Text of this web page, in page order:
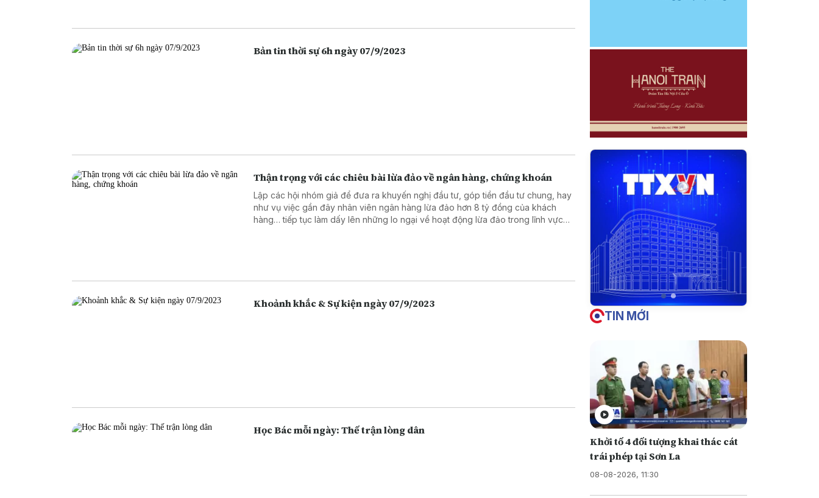
Bản tin thời sự 6h ngày 07/9/2023
Thận trọng với các chiêu bài lừa đảo về ngân hàng, chứng khoán
Lập các hội nhóm giả để đưa ra khuyến nghị đầu tư, góp tiền đầu tư chung, hay
như vụ việc gần đây nhân viên ngân hàng lừa đảo hơn 8 tỷ đồng của khách
hàng… tiếp tục làm dấy lên những lo ngại về hoạt động lừa đảo trong lĩnh vực
Khoảnh khắc & Sự kiện ngày 07/9/2023
Học Bác mỗi ngày: Thế trận lòng dân
TIN MỚI
Khởi tố 4 đối tượng khai thác cát
trái phép tại Sơn La
08-08-2026, 11:30